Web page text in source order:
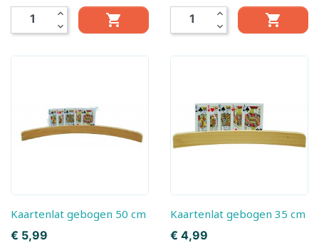
expand_less
expand_more

expand_less
expand_more

Kaartenlat gebogen 50 cm
Prijs
€ 5,99
Kaartenlat gebogen 35 cm
Prijs
€ 4,99